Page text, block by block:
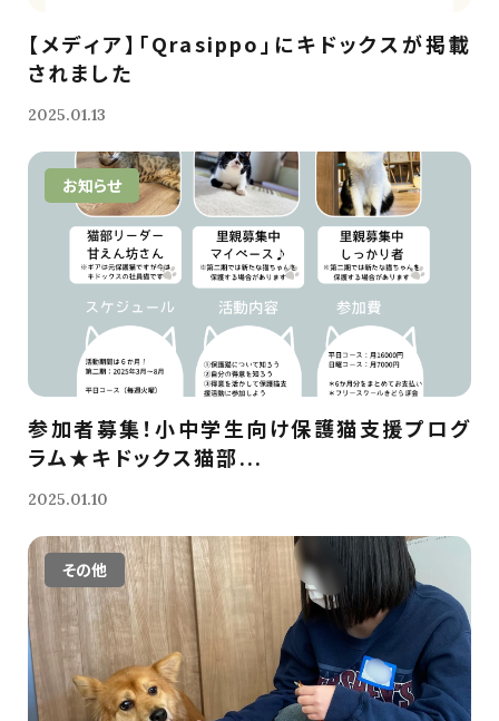
【メディア】「Qrasippo」にキドックスが掲載
されました
2025.01.13
お知らせ
参加者募集！小中学生向け保護猫支援プログ
ラム★キドックス猫部...
2025.01.10
その他